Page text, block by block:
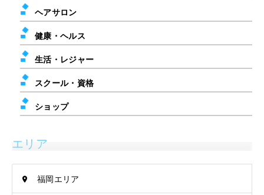
ヘアサロン
健康・ヘルス
生活・レジャー
スクール・資格
ショップ
エリア
福岡エリア